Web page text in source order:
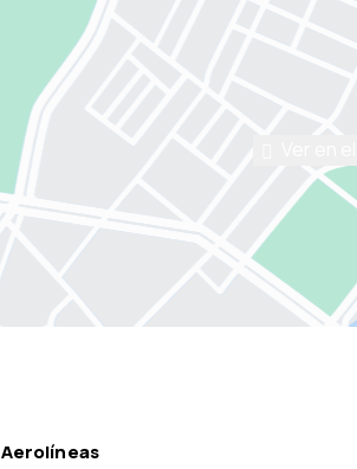
Aerolíneas